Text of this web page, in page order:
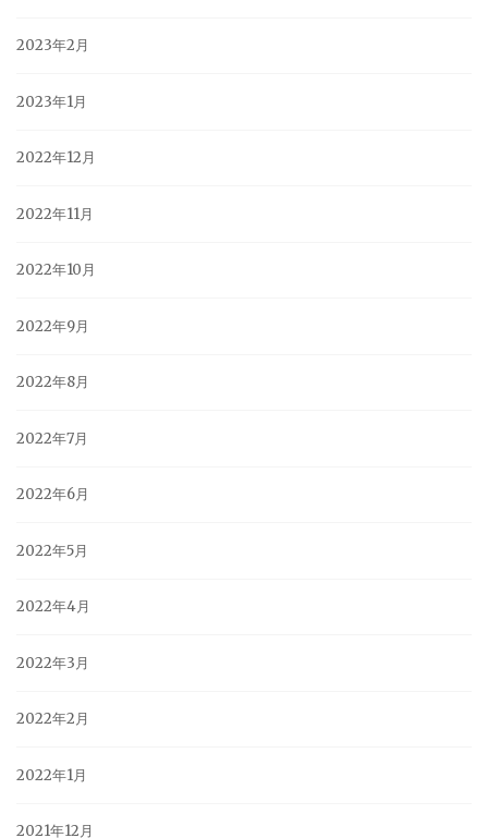
2023年2月
2023年1月
2022年12月
2022年11月
2022年10月
2022年9月
2022年8月
2022年7月
2022年6月
2022年5月
2022年4月
2022年3月
2022年2月
2022年1月
2021年12月